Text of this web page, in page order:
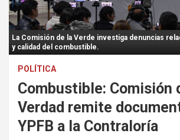
:
La Comisión de la Verde investiga denuncias
y calidad del combustible.
POLÍTICA
Combustible: Comisión
Verdad remite
YPFB a la Contraloría